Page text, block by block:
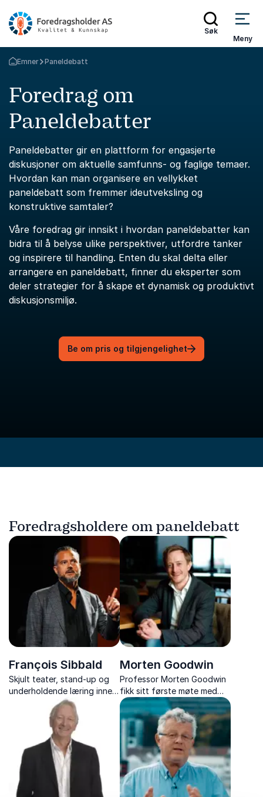
Søk
Meny
Gå tilbake til startsiden
Emner Paneldebatt
Foredrag om
Paneldebatter
Paneldebatter gir en plattform for engasjerte
diskusjoner om aktuelle samfunns- og faglige temaer.
Hvordan kan man organisere en vellykket
paneldebatt som fremmer ideutveksling og
konstruktive samtaler?
Våre foredrag gir innsikt i hvordan paneldebatter kan
bidra til å belyse ulike perspektiver, utfordre tanker
og inspirere til handling. Enten du skal delta eller
arrangere en paneldebatt, finner du eksperter som
deler strategier for å skape et dynamisk og produktivt
diskusjonsmiljø.
Be om pris og tilgjengelighet
Foredragsholdere om paneldebatt
François Sibbald
Skjult teater, stand-up og
underholdende læring innen
holdningsskapende arbeid,
bedriftskultur og
motivasjon.
Morten Goodwin
Professor Morten Goodwin
fikk sitt første møte med
kunstig intelligens under
mastergraden ved
Universitetet i Agder tidlig
på 2000-tallet – og har ikke
sett seg tilbake siden.